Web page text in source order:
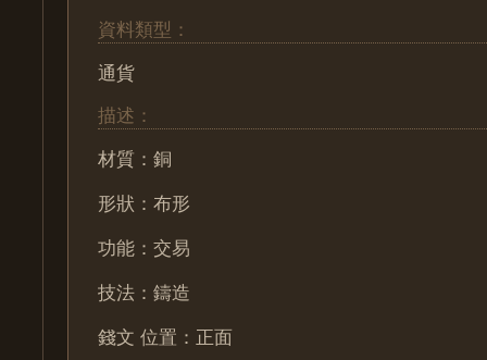
資料類型：
通貨
描述：
材質：銅
形狀：布形
功能：交易
技法：鑄造
錢文 位置：正面